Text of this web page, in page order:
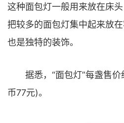
这种面包灯一般用来放在床
把较多的面包灯集中起来放在
也是独特的装饰。
据悉，“面包灯”每盏售价
币77元)。